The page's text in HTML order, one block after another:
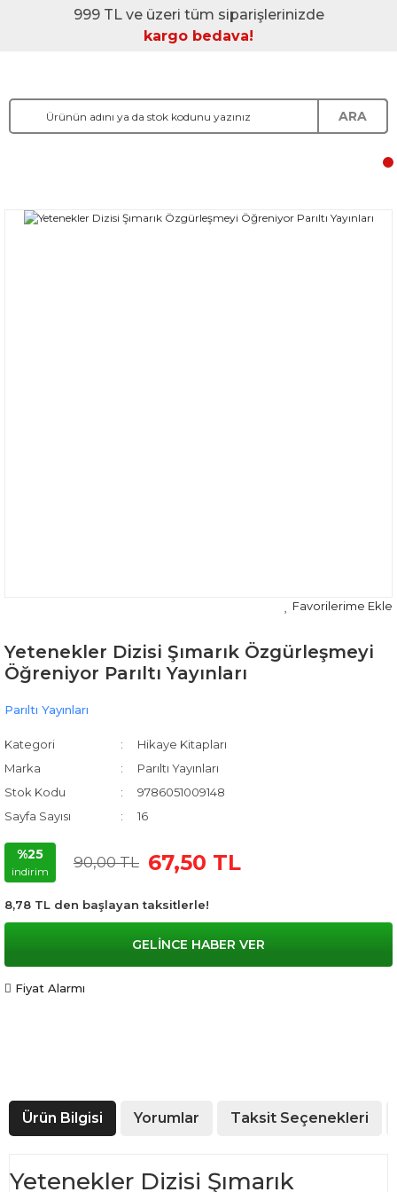
999 TL ve üzeri tüm siparişlerinizde
kargo bedava!
ARA
Yetenekler Dizisi Şımarık Özgürleşmeyi
Öğreniyor Parıltı Yayınları
Parıltı Yayınları
Kategori
Hikaye Kitapları
Marka
Parıltı Yayınları
Stok Kodu
9786051009148
Sayfa Sayısı
16
%25
indirim
90,00 TL 67,50 TL
8,78 TL den başlayan taksitlerle!
GELİNCE HABER VER
Fiyat Alarmı
Ürün Bilgisi Yorumlar Taksit Seçenekleri
Yetenekler Dizisi Şımarık